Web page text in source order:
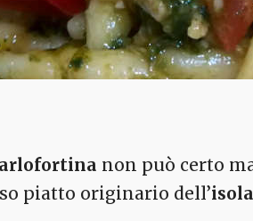
non può certo
piatto originario dell’